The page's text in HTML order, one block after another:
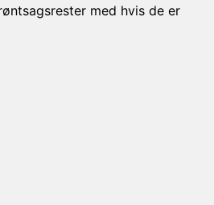
med hvis de er